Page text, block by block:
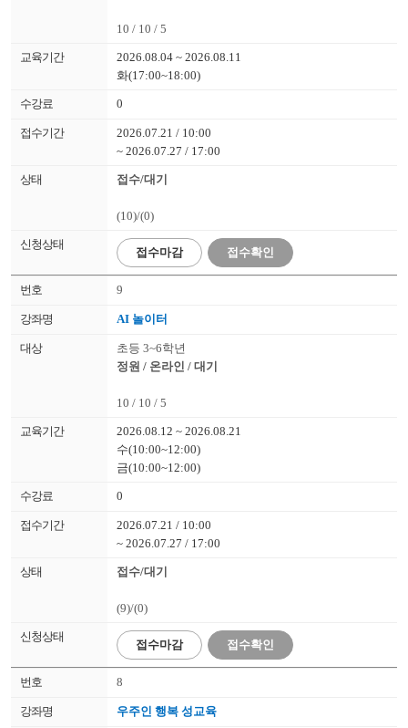
10 / 10 / 5
2026.08.04 ~ 2026.08.11
화(17:00~18:00)
0
2026.07.21 / 10:00
~ 2026.07.27 / 17:00
접수/대기
(10)/(0)
접수마감 접수확인
9
AI 놀이터
초등 3~6학년
정원 / 온라인 / 대기
10 / 10 / 5
2026.08.12 ~ 2026.08.21
수(10:00~12:00)
금(10:00~12:00)
0
2026.07.21 / 10:00
~ 2026.07.27 / 17:00
접수/대기
(9)/(0)
접수마감 접수확인
8
우주인 행복 성교육